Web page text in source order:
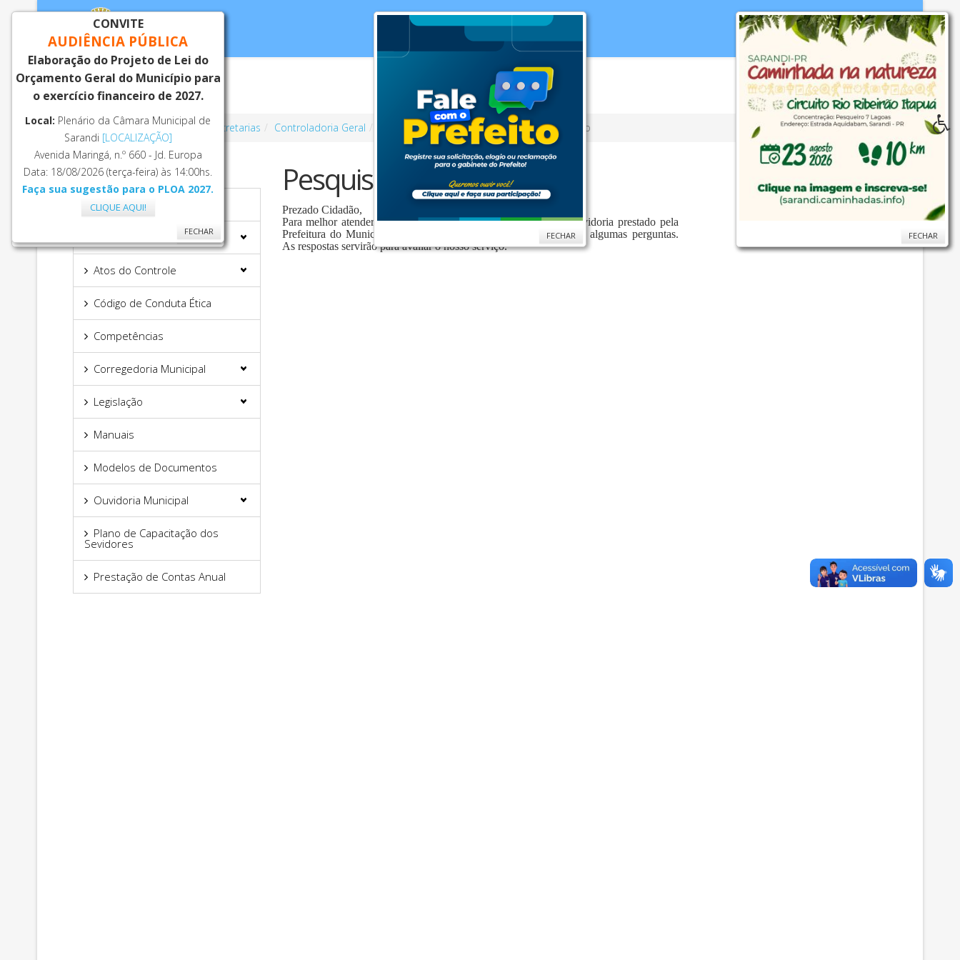
Secretarias Cidade WebMail ... Ajuda
Você está aqui:Página Principal Secretarias Controladoria Geral Ouvidoria Municipal Pesquisa de Satisfação
CONTROLADORIA GERAL
Início
Atos do Controle
Código de Conduta Ética
Competências
Corregedoria Municipal
Legislação
Manuais
Modelos de Documentos
Ouvidoria Municipal
Plano de Capacitação dos
Sevidores
Prestação de Contas Anual
Pesquisa de Satisfação
Prezado Cidadão,
Para melhor atender a sua demanda e aprimorar o serviço de ouvidoria prestado pela
Prefeitura do Município da Sarandi, gostaríamos que respondesse algumas perguntas.
As respostas servirão para avaliar o nosso serviço.
FECHAR
CONVITE
AUDIÊNCIA PÚBLICA
Elaboração do Projeto de Lei do
Orçamento Geral do Município para
o exercício financeiro de 2027.
Local: Plenário da Câmara Municipal de
Sarandi [LOCALIZAÇÃO]
Avenida Maringá, n.º 660 - Jd. Europa
Data: 18/08/2026 (terça-feira) às 14:00hs.
Faça sua sugestão para o PLOA 2027.
CLIQUE AQUI!
FECHAR FECHAR
FECHAR
FECHAR